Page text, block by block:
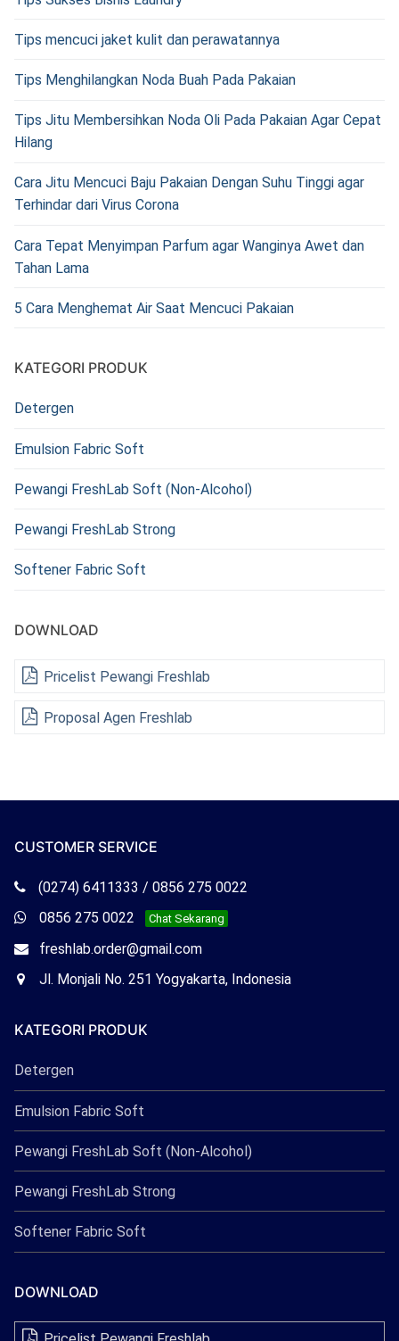
Tips mencuci jaket kulit dan perawatannya
Tips Menghilangkan Noda Buah Pada Pakaian
Tips Jitu Membersihkan Noda Oli Pada Pakaian Agar Cepat
Hilang
Cara Jitu Mencuci Baju Pakaian Dengan Suhu Tinggi agar
Terhindar dari Virus Corona
Cara Tepat Menyimpan Parfum agar Wanginya Awet dan
Tahan Lama
5 Cara Menghemat Air Saat Mencuci Pakaian
KATEGORI PRODUK
Detergen
Emulsion Fabric Soft
Pewangi FreshLab Soft (Non-Alcohol)
Pewangi FreshLab Strong
Softener Fabric Soft
DOWNLOAD
Pricelist Pewangi Freshlab
Proposal Agen Freshlab
CUSTOMER SERVICE
Telepon
Freshlab
(0274) 6411333 / 0856 275 0022
Whatsapp
Freshlab
0856 275 0022 Chat Sekarang
Email
Freshlab
freshlab.order@gmail.com
OfficeJl. Monjali No. 251 Yogyakarta, Indonesia
KATEGORI PRODUK
Detergen
Emulsion Fabric Soft
Pewangi FreshLab Soft (Non-Alcohol)
Pewangi FreshLab Strong
Softener Fabric Soft
DOWNLOAD